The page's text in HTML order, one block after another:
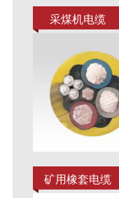
采煤机电缆
矿用橡套电缆